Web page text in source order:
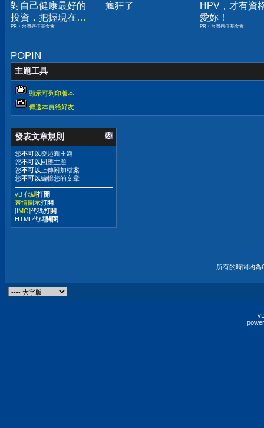
對自己健康最好的
投資，把握現在不
嫌晚！
PR・台灣癌症基金會
瘋狂了
HPV，才有資
愛妳！
PR・台灣癌症基金會
POPIN
主題工具
顯示可列印版本
傳送本頁給好友
發表文章規則
您不可以發起新主題
您不可以 回應主題
您不可以 上傳附加檔案
您不可以編輯您的文章
vB 代碼打開
表情圖示打開
[IMG]代碼打開
HTML代碼關閉
所有的時間均為